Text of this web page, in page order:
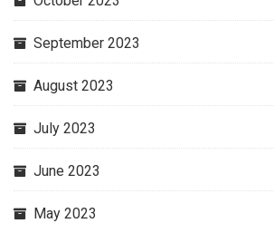
September 2023
August 2023
July 2023
June 2023
May 2023